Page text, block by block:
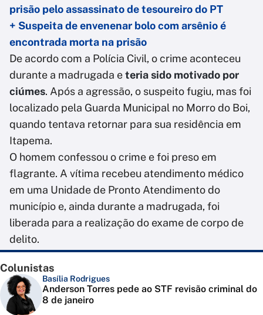
prisão pelo assassinato de tesoureiro do PT
+ Suspeita de envenenar bolo com arsênio é
encontrada morta na prisão
De acordo com a Polícia Civil, o crime aconteceu
durante a madrugada eteria sido motivado por
ciúmes. Após a agressão, o suspeito fugiu, mas foi
localizado pela Guarda Municipal no Morro do Boi,
quando tentava retornar para sua residência em
Itapema.
O homem confessou o crime e foi preso em
flagrante. A vítima recebeu atendimento médico
em uma Unidade de Pronto Atendimento do
município e, ainda durante a madrugada, foi
liberada para a realização do exame de corpo de
delito.
Colunistas
Basília Rodrigues
Anderson Torres pede ao STF revisão criminal do
8 de janeiro